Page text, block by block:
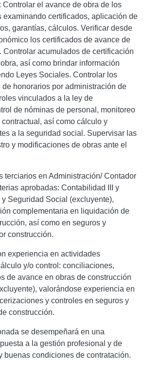
el avance de obra de los
examinando certificados, aplicación de
garantías, cálculos. Verificar desde
los certificados de avance de
Controlar acumulados de certificación
así como brindar información
Leyes Sociales. Controlar los
honorarios por administración de
vinculados a la ley de
de nóminas de personal, monitoreo
así como cálculo y
a la seguridad social. Supervisar las
y modificaciones de obras ante el
terciarios en Administración/ Contador
aprobadas: Contabilidad III y
Seguridad Social (excluyente),
complementaria en liquidación de
así como en seguros y
construcción.
experiencia en actividades
y/o control: conciliaciones,
de avance en obras de construcción
valorándose experiencia en
y controles en seguros y
construcción.
se desempeñará en una
a la gestión profesional y de
buenas condiciones de contratación.